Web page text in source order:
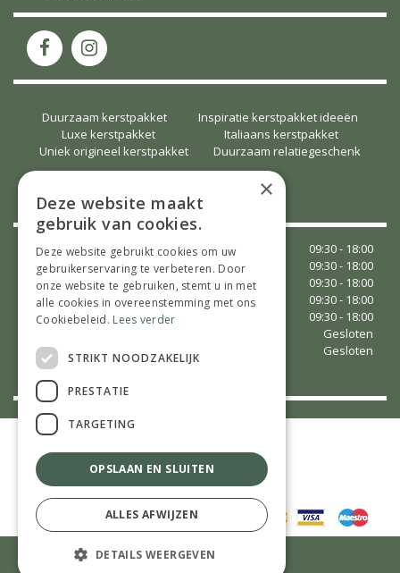
Duurzaam kerstpakket
Inspiratie kerstpakket ideeën
Luxe kerstpakket
Italiaans kerstpakket
Uniek origineel kerstpakket
Duurzaam relatiegeschenk
OPENINGSTIJDEN
Maandag
09:30 - 18:00
Dinsdag
09:30 - 18:00
Woensdag
09:30 - 18:00
Donderdag
09:30 - 18:00
Vrijdag
09:30 - 18:00
Gesloten
Zondag
Gesloten
Tuincentrumoverzicht.nl
Privacy Policy
Eenvoudig en veilig betalen met:
×
Deze website maakt
gebruik van cookies.
Deze website gebruikt cookies om uw
gebruikerservaring te verbeteren. Door
onze website te gebruiken, stemt u in met
alle cookies in overeenstemming met ons
Cookiebeleid. Lees verder
STRIKT NOODZAKELIJK
PRESTATIE
TARGETING
OPSLAAN EN SLUITEN
ALLES AFWIJZEN
DETAILS WEERGEVEN